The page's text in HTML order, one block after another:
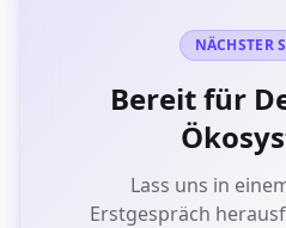
NÄCHSTER
Bereit für
Lass uns in
Erstgespräch